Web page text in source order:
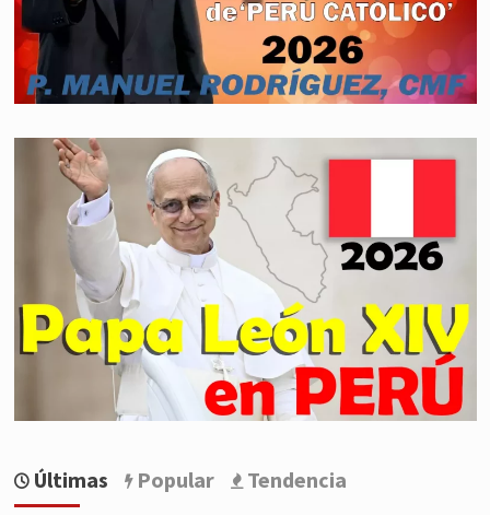
Últimas Popular Tendencia